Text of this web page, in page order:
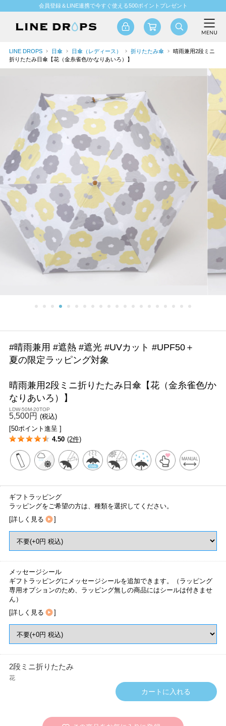
会員登録＆LINE連携で今すぐ使える500ポイントプレゼント
LINE DROPS 日傘 日傘（レディース） 折りたたみ傘
晴雨兼用2段ミニ
折りたたみ日傘【花（金糸雀色/かなりあいろ）】
#晴雨兼用 #遮熱 #遮光 #UVカット #UPF50＋
夏の限定ラッピング対象
晴雨兼用2段ミニ折りたたみ日傘【花（金糸雀色/か
なりあいろ）】
LDW-50M-20TOP
5,500円 (税込)
[50ポイント進呈 ]
4.50 (2件)
ギフトラッピング
ラッピングをご希望の方は、種類を選択してください。
[詳しく見る ]
メッセージシール
ギフトラッピングにメッセージシールを追加できます。（ラッピング
専用オプションのため、ラッピング無しの商品にはシールは付きませ
ん）
[詳しく見る ]
2段ミニ折りたたみ
花